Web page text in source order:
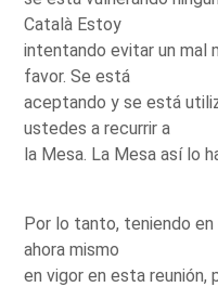
Català Estoy
intentando evitar un mal
favor. Se está
aceptando y se está
ustedes a recurrir a
la Mesa. La Mesa así lo
Por lo tanto, teniendo en
ahora mismo
en vigor en esta reunión,